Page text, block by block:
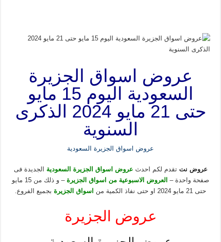
عروض اسواق الجزيرة
السعودية اليوم 15 مايو
حتى 21 مايو 2024 الذكرى
السنوية
عروض اسواق الجزيرة السعودية
عروض نتتقدم لكم احدث عروض اسواق الجزيرة السعودية
الجديدة فى
صفحة واحدة – العروض الاسبوعية من اسواق الجزيرة
– و ذلك من 15 مايو
حتى 21 مايو 2024 او حتى نفاذ الكمية من
اسواق الجزيرة بجميع الفروع.
عروض الجزيرة